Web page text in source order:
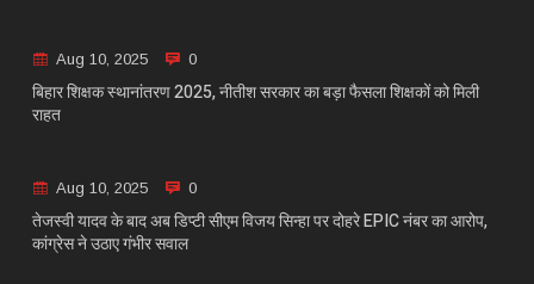
Aug 10, 2025 0
बिहार शिक्षक स्थानांतरण 2025, नीतीश सरकार का बड़ा फैसला शिक्षकों को मिली
राहत
Aug 10, 2025 0
तेजस्वी यादव के बाद अब डिप्टी सीएम विजय सिन्हा पर दोहरे EPIC नंबर का आरोप,
कांग्रेस ने उठाए गंभीर सवाल